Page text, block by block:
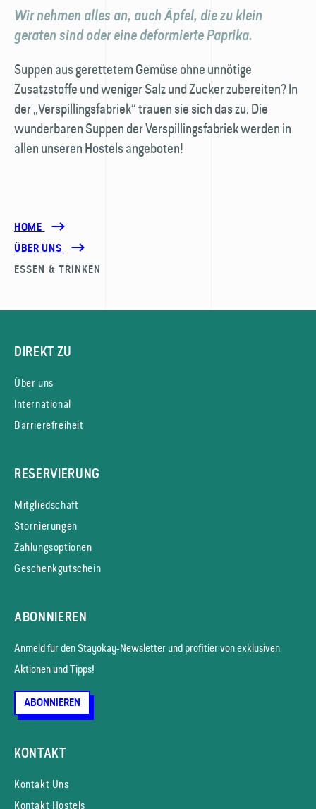
Wir nehmen alles an, auch Äpfel, die zu klein
geraten sind oder eine deformierte Paprika.
Suppen aus gerettetem Gemüse ohne unnötige
Zusatzstoffe und weniger Salz und Zucker zubereiten? In
der „Verspillings­fabriek“ trauen sie sich das zu. Die
wunderbaren Suppen der Verspillings­fabriek werden in
allen unseren Hostels angeboten!
HOME
ÜBER UNS
ESSEN & TRINKEN
DIREKT ZU
Über uns
International
Barrierefreiheit
RESERVIERUNG
Mitgliedschaft
Stornierungen
Zahlungsoptionen
Geschenkgutschein
ABONNIEREN
Anmeld für den Stayokay-News­letter und profitier von exklusiven
Aktionen und Tipps!
ABONNIEREN
KONTAKT
Kontakt Uns
Kontakt Hostels